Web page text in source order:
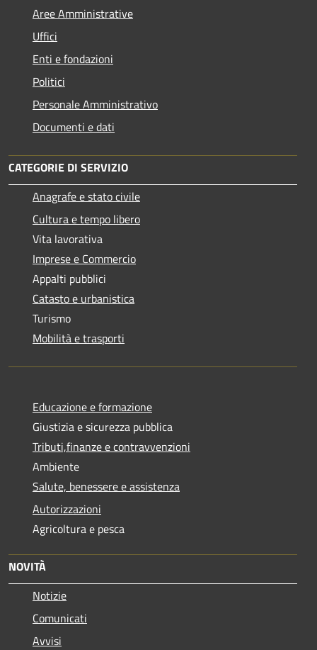
Aree Amministrative
Uffici
Enti e fondazioni
Politici
Personale Amministrativo
Documenti e dati
CATEGORIE DI SERVIZIO
Anagrafe e stato civile
Cultura e tempo libero
Vita lavorativa
Imprese e Commercio
Appalti pubblici
Catasto e urbanistica
Turismo
Mobilità e trasporti
Educazione e formazione
Giustizia e sicurezza pubblica
Tributi,finanze e contravvenzioni
Ambiente
Salute, benessere e assistenza
Autorizzazioni
Agricoltura e pesca
NOVITÀ
Notizie
Comunicati
Avvisi